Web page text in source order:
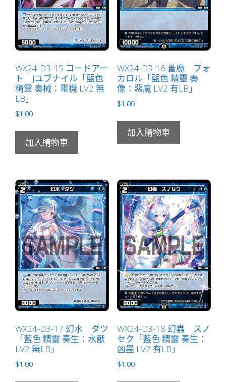
WX24-D3-15 コードアー
ト Jユブナイル「藍色
精靈 奏械：電機 LV2 無
LB」
$1.00
加入購物車
WX24-D3-16 蒼魔 フォ
カロル「藍色 精靈 奏
像：惡魔 LV2 有LB」
$1.00
加入購物車
WX24-D3-17 幻水 ダツ
「藍色 精靈 奏生：水獸
LV2 無LB」
$1.00
WX24-D3-18 幻蟲 スノ
セク「藍色 精靈 奏生：
凶蟲 LV2 有LB」
$1.00